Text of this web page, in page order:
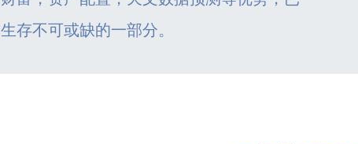
存不可或缺的一部分。